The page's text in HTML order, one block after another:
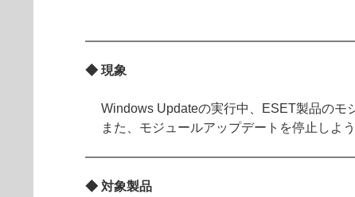
◆ 現象
Windows Updateの実行中、ESET製品のモ
また、モジュールアップデートを停止しよ
◆ 対象製品